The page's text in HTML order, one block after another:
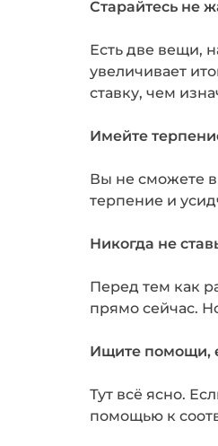
Старайтесь не
Есть две вещи,
увеличивает
ставку, чем
Имейте
Вы не сможете
терпение и
Никогда не
Перед тем как
прямо сейчас.
Ищите помощи,
Тут всё ясно.
помощью к